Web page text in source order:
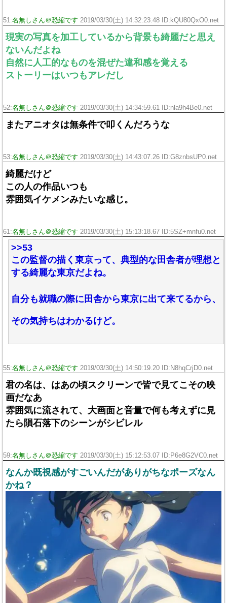
51:名無しさん＠恐縮です 2019/03/30(土) 14:32:23.48 ID:kQU80QxO0.net
現実の写真を加工しているから背景も綺麗だと思え
ないんだよね
自然に人工的なものを混ぜた違和感を覚える
ストーリーはいつもアレだし
52:名無しさん＠恐縮です 2019/03/30(土) 14:34:59.61 ID:nla9h4Be0.net
またアニオタは無条件で叩くんだろうな
53:名無しさん＠恐縮です 2019/03/30(土) 14:43:07.26 ID:G8znbsUP0.net
綺麗だけど
この人の作品いつも
雰囲気イケメンみたいな感じ。
61:名無しさん＠恐縮です 2019/03/30(土) 15:13:18.67 ID:5SZ+mnfu0.net
>>53
この監督の描く東京って、典型的な田舎者が理想と
する綺麗な東京だよね。
自分も就職の際に田舎から東京に出て来てるから、
その気持ちはわかるけど。
55:名無しさん＠恐縮です 2019/03/30(土) 14:50:19.20 ID:N8hqCrjD0.net
君の名は、はあの頃スクリーンで皆で見てこその映
画だなあ
雰囲気に流されて、大画面と音量で何も考えずに見
たら隕石落下のシーンがシビレル
59:名無しさん＠恐縮です 2019/03/30(土) 15:12:53.07 ID:P6e8G2VC0.net
なんか既視感がすごいんだがありがちなポーズなん
かね？